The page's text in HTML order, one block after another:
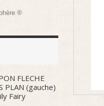
®
FLECHE
PLAN (gauche)
Fairy